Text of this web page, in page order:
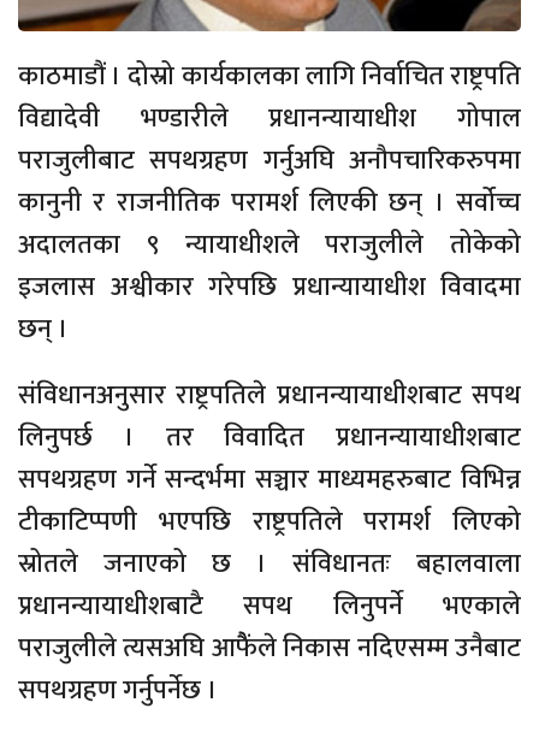
काठमाडौं । दोस्रो कार्यकालका लागि निर्वाचित राष्ट्रपति
विद्यादेवी भण्डारीले प्रधानन्यायाधीश गोपाल
पराजुलीबाट सपथग्रहण गर्नुअघि अनौपचारिकरुपमा
कानुनी र राजनीतिक परामर्श लिएकी छन् । सर्वोच्च
अदालतका ९ न्यायाधीशले पराजुलीले तोकेको
इजलास अश्वीकार गरेपछि प्रधान्यायाधीश विवादमा
छन् ।
संविधानअनुसार राष्ट्रपतिले प्रधानन्यायाधीशबाट सपथ
लिनुपर्छ । तर विवादित प्रधानन्यायाधीशबाट
सपथग्रहण गर्ने सन्दर्भमा सञ्चार माध्यमहरुबाट विभिन्न
टीकाटिप्पणी भएपछि राष्ट्रपतिले परामर्श लिएको
स्रोतले जनाएको छ । संविधानतः बहालवाला
प्रधानन्यायाधीशबाटै सपथ लिनुपर्ने भएकाले
पराजुलीले त्यसअघि आफैैंले निकास नदिएसम्म उनैबाट
सपथग्रहण गर्नुपर्नेछ ।